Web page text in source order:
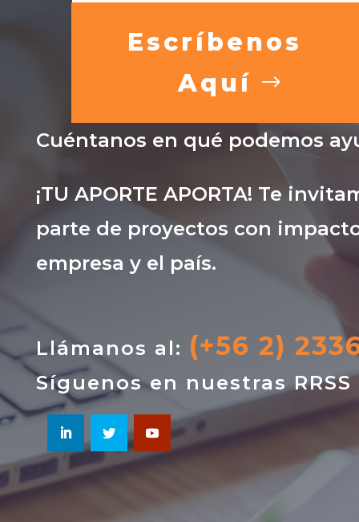
Escríbenos
Aquí
Cuéntanos en qué podemos
¡TU APORTE APORTA! Te
parte de proyectos con
empresa y el país.
Llámanos al: (+56 2)
Síguenos en nuestras RRSS